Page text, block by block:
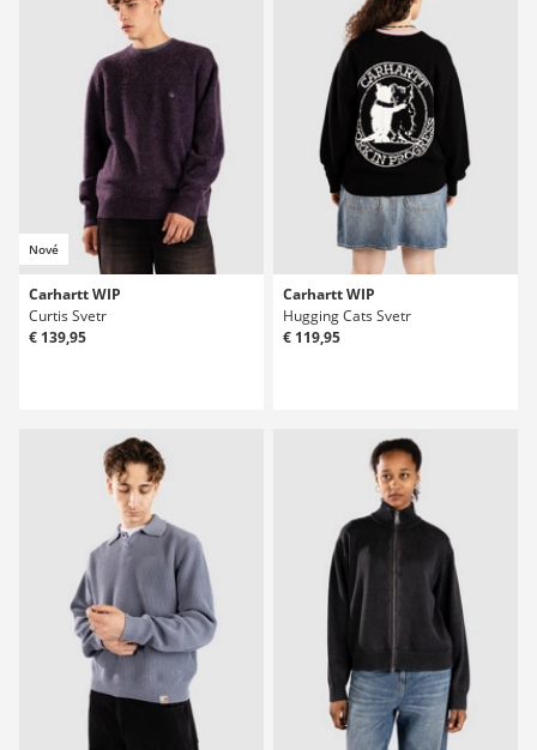
Nové
Carhartt WIP
Curtis Svetr
€ 139,95
Carhartt WIP
Hugging Cats Svetr
€ 119,95